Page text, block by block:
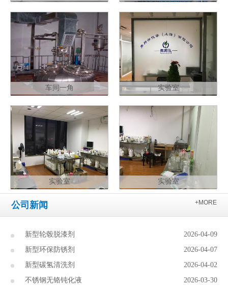
车间一角 实验室
实验室 实验室
+MORE
公司新闻
2026-04-09
新型轮毂脱漆剂
2026-04-07
新型环保防锈剂
2026-04-02
新型碳氢清洗剂
2026-03-30
不锈钢无铬钝化液